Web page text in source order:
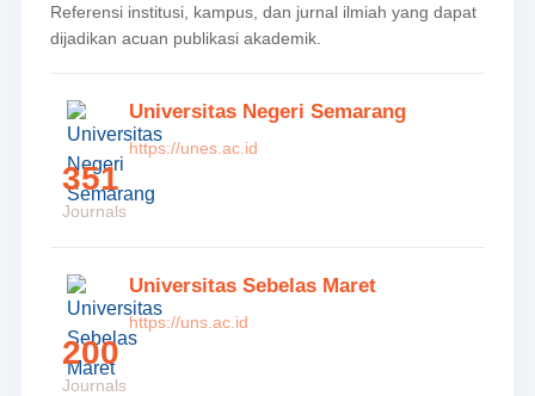
Referensi institusi, kampus, dan jurnal ilmiah yang dapat
dijadikan acuan publikasi akademik.
Universitas Negeri Semarang
https://unes.ac.id
351
Journals
Universitas Sebelas Maret
https://uns.ac.id
200
Journals